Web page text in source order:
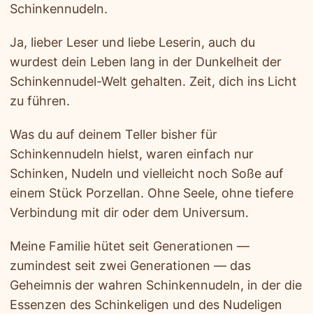
Schinkennudeln.
Ja, lieber Leser und liebe Leserin, auch du
wurdest dein Leben lang in der Dunkelheit der
Schinkennudel-Welt gehalten. Zeit, dich ins Licht
zu führen.
Was du auf deinem Teller bisher für
Schinkennudeln hielst, waren einfach nur
Schinken, Nudeln und vielleicht noch Soße auf
einem Stück Porzellan. Ohne Seele, ohne tiefere
Verbindung mit dir oder dem Universum.
Meine Familie hütet seit Generationen —
zumindest seit zwei Generationen — das
Geheimnis der wahren Schinkennudeln, in der die
Essenzen des Schinkeligen und des Nudeligen